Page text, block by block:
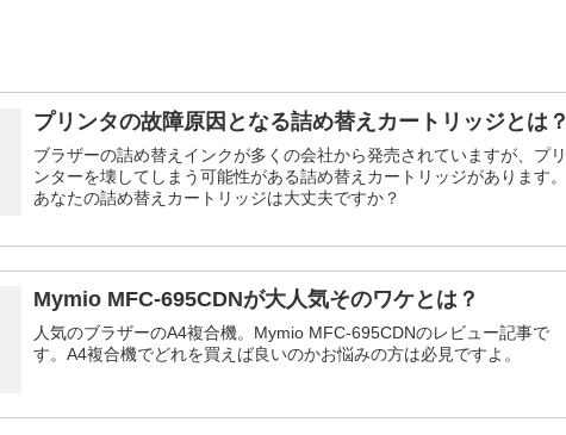
プリンタの故障原因となる詰め替えカートリッジとは？
ブラザーの詰め替えインクが多くの会社から発売されていますが、プリ
ンターを壊してしまう可能性がある詰め替えカートリッジがあります。
あなたの詰め替えカートリッジは大丈夫ですか？
Mymio MFC-695CDNが大人気そのワケとは？
人気のブラザーのA4複合機。Mymio MFC-695CDNのレビュー記事で
す。A4複合機でどれを買えば良いのかお悩みの方は必見ですよ。